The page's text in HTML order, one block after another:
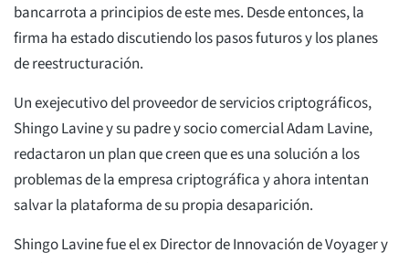
bancarrota a principios de este mes. Desde entonces, la
firma ha estado discutiendo los pasos futuros y los planes
de reestructuración.
Un exejecutivo del proveedor de servicios criptográficos,
Shingo Lavine y su padre y socio comercial Adam Lavine,
redactaron un plan que creen que es una solución a los
problemas de la empresa criptográfica y ahora intentan
salvar la plataforma de su propia desaparición.
Shingo Lavine fue el ex Director de Innovación de Voyager y